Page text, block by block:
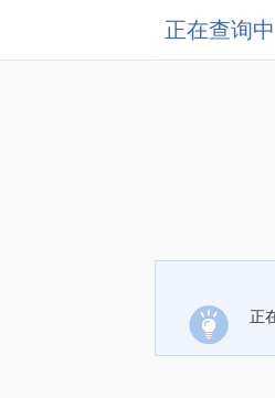
正在查询中
正